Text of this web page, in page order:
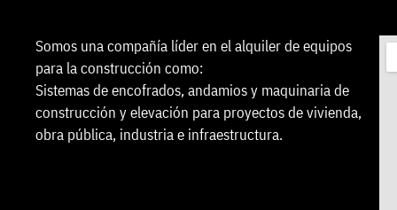
Somos una compañía líder en el alquiler de equipos
para la construcción como:
Sistemas de encofrados, andamios y maquinaria de
construcción y elevación para proyectos de vivienda,
obra pública, industria e infraestructura.